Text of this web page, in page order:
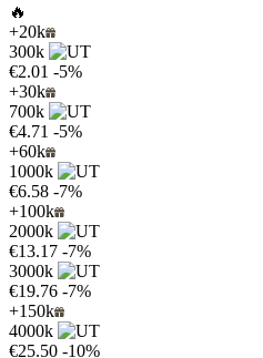
🔥
+20k
300k
€2.01 -5%
+30k
700k
€4.71 -5%
+60k
1000k
€6.58 -7%
+100k
2000k
€13.17 -7%
3000k
€19.76 -7%
+150k
4000k
€25.50 -10%